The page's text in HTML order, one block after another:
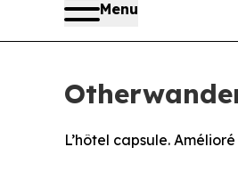
Menu
L’hôtel capsule. Amélioré